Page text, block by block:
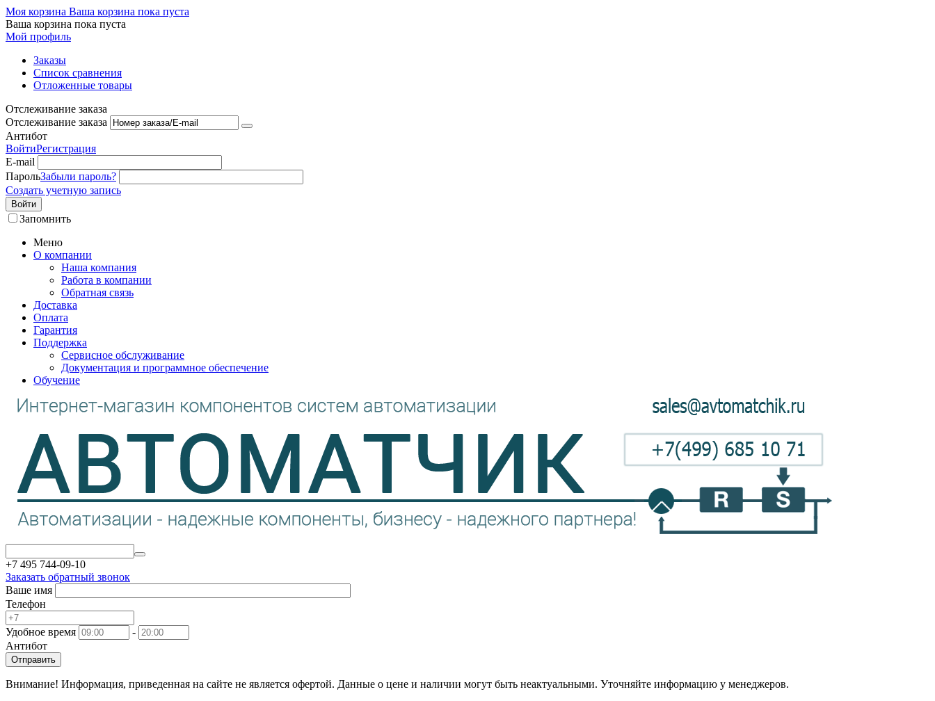
Моя корзина Ваша корзина пока пуста
Ваша корзина пока пуста
Мой профиль
Заказы
Список сравнения
Отложенные товары
Отслеживание заказа
Отслеживание заказа
Антибот
ВойтиРегистрация
E-mail
ПарольЗабыли пароль?
Создать учетную запись
Войти
Запомнить
Меню
О компании
Наша компания
Работа в компании
Обратная связь
Доставка
Оплата
Гарантия
Поддержка
Сервисное обслуживание
Документация и программное обеспечение
Обучение
+7 495 744-09-10
Заказать обратный звонок
Ваше имя
Телефон
Удобное время
-
Антибот
Отправить
Внимание! Информация, приведенная на сайте не является офертой. Данные о цене и наличии могут быть неактуальными. Уточняйте информацию у менеджеров.